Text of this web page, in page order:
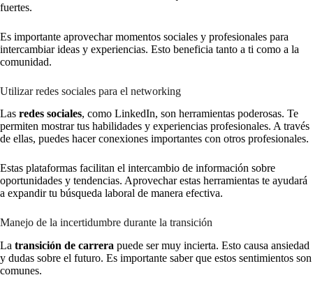
fuertes.
Es importante aprovechar momentos sociales y profesionales para
intercambiar ideas y experiencias. Esto beneficia tanto a ti como a la
comunidad.
Utilizar redes sociales para el networking
Las redes sociales, como LinkedIn, son herramientas poderosas. Te
permiten mostrar tus habilidades y experiencias profesionales. A través
de ellas, puedes hacer conexiones importantes con otros profesionales.
Estas plataformas facilitan el intercambio de información sobre
oportunidades y tendencias. Aprovechar estas herramientas te ayudará
a expandir tu búsqueda laboral de manera efectiva.
Manejo de la incertidumbre durante la transición
La transición de carrera puede ser muy incierta. Esto causa ansiedad
y dudas sobre el futuro. Es importante saber que estos sentimientos son
comunes.